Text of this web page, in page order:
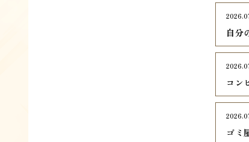
自分
コン
ゴミ